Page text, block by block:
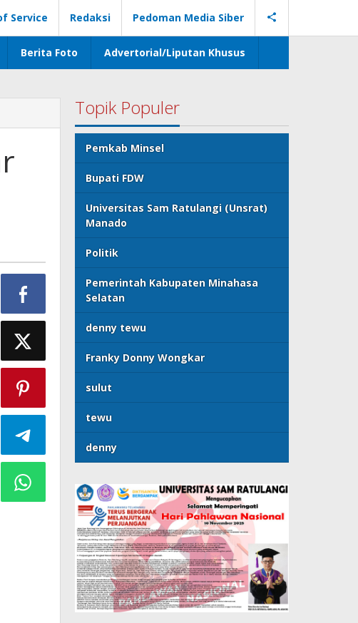
Service Redaksi Pedoman Media Siber
Berita Foto Advertorial/Liputan Khusus
Topik Populer
Pemkab Minsel
Bupati FDW
Universitas Sam Ratulangi (Unsrat)
Manado
Politik
Pemerintah Kabupaten Minahasa
Selatan
denny tewu
Franky Donny Wongkar
sulut
tewu
denny